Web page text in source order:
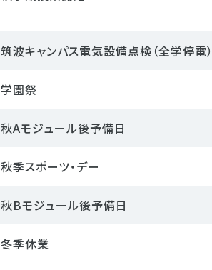
筑波キャンパス電気設備点検（全学停電）
学園祭
秋Aモジュール後予備日
秋季スポーツ・デー
秋Bモジュール後予備日
冬季休業